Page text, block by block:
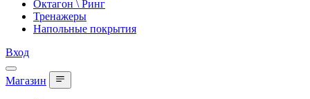
Октагон \ Ринг
Тренажеры
Напольные покрытия
Вход
Магазин